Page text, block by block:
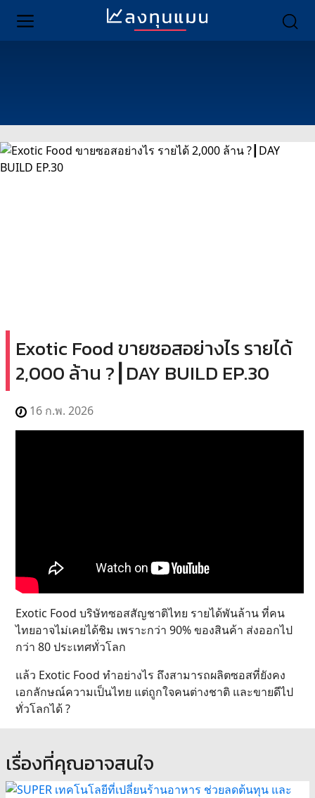
Exotic Food ขายซอสอย่างไร รายได้
2,000 ล้าน ?┃DAY BUILD EP.30
16 ก.พ. 2026
Exotic Food บริษัทซอสสัญชาติไทย รายได้พันล้าน ที่คน
ไทยอาจไม่เคยได้ชิม เพราะกว่า 90% ของสินค้า ส่งออกไป
กว่า 80 ประเทศทั่วโลก
แล้ว Exotic Food ทำอย่างไร ถึงสามารถผลิตซอสที่ยังคง
เอกลักษณ์ความเป็นไทย แต่ถูกใจคนต่างชาติ และขายดีไป
ทั่วโลกได้ ?
เรื่องที่คุณอาจสนใจ